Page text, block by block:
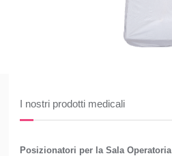
I nostri prodotti medicali
Posizionatori per la Sala Operatoria